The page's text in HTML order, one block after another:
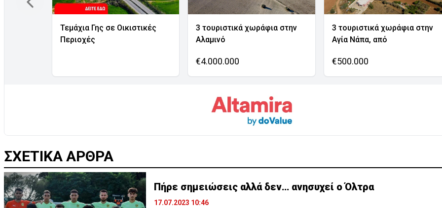
Τεμάχια Γης σε Οικιστικές
Περιοχές
3 τουριστικά χωράφια στην
Αλαμινό
€4.000.000
3 τουριστικά χωράφια στην
Αγία Νάπα, από
€500.000
ΣΧΕΤΙΚΑ ΑΡΘΡΑ
Πήρε σημειώσεις αλλά δεν… ανησυχεί ο Όλτρα
17.07.2023 10:46